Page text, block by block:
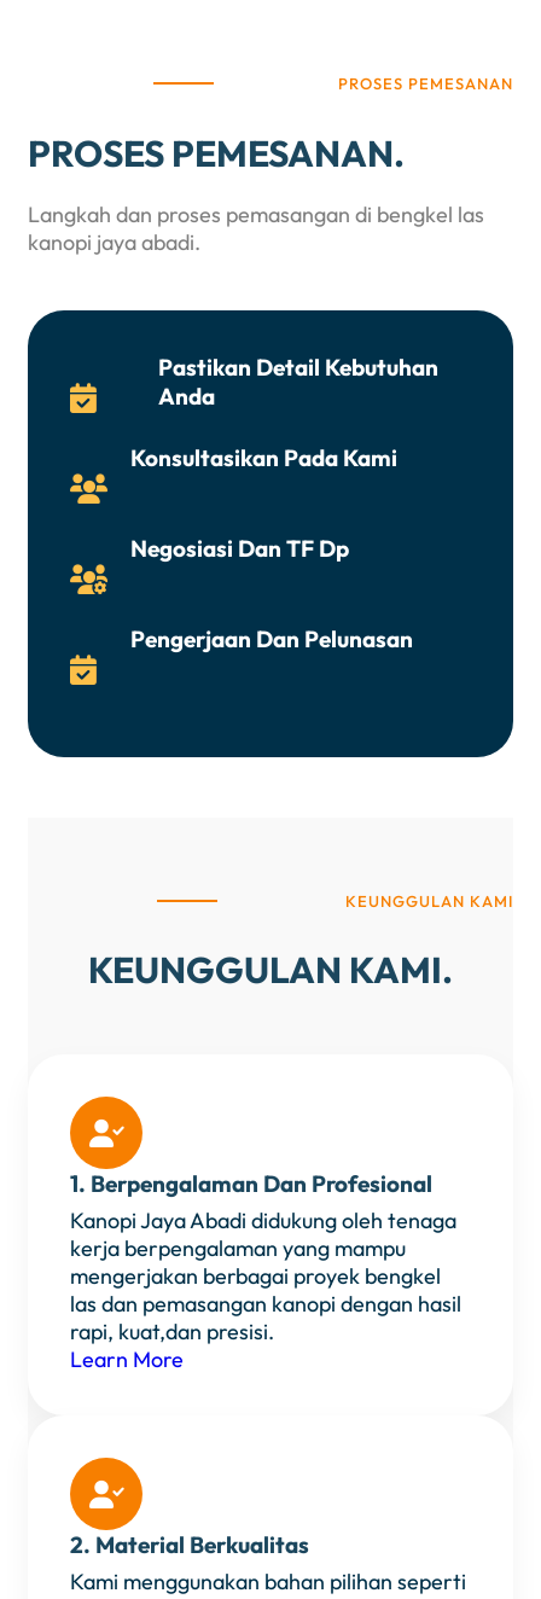
PROSES PEMESANAN
PROSES PEMESANAN.
Langkah dan proses pemasangan di bengkel las
kanopi jaya abadi.

Pastikan Detail Kebutuhan
Anda

Konsultasikan Pada Kami

Negosiasi Dan TF Dp

Pengerjaan Dan Pelunasan
KEUNGGULAN KAMI
KEUNGGULAN KAMI.

1. Berpengalaman Dan Profesional
Kanopi Jaya Abadi didukung oleh tenaga
kerja berpengalaman yang mampu
mengerjakan berbagai proyek bengkel
las dan pemasangan kanopi dengan hasil
rapi, kuat,dan presisi.
Learn More

2. Material Berkualitas
Kami menggunakan bahan pilihan seperti